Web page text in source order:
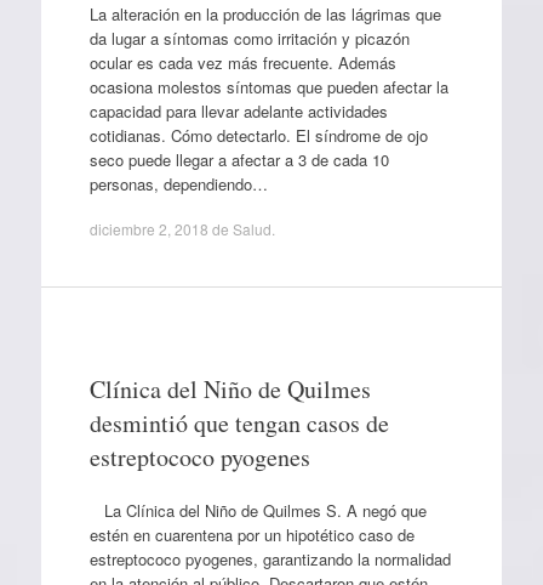
La alteración en la producción de las lágrimas que
da lugar a síntomas como irritación y picazón
ocular es cada vez más frecuente. Además
ocasiona molestos síntomas que pueden afectar la
capacidad para llevar adelante actividades
cotidianas. Cómo detectarlo. El síndrome de ojo
seco puede llegar a afectar a 3 de cada 10
personas, dependiendo…
diciembre 2, 2018 de Salud
Clínica del Niño de Quilmes
desmintió que tengan casos de
estreptococo pyogenes
La Clínica del Niño de Quilmes S. A negó que
estén en cuarentena por un hipotético caso de
estreptococo pyogenes, garantizando la normalidad